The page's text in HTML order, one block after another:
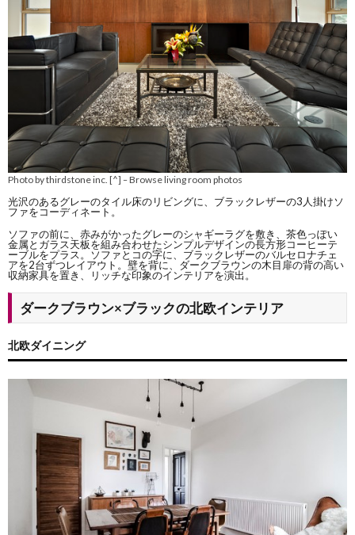
Photo by thirdstone inc. [^] –Browse living room photos
光沢のあるグレーのタイル床のリビングに、ブラックレザーの3人掛けソ
ファをコーディネート。
ソファの前に、赤みがかったグレーのシャギーラグを敷き、茶色っぽい
金属とガラス天板を組み合わせたシンプルデザインの長方形コーヒーテ
ーブルをプラス。ソファとコの字に、ブラックレザーのバルセロナチェ
アを2台ずつレイアウト。壁を背に、ダークブラウンの木目扉の背の高い
収納家具を置き、リッチな印象のインテリアを演出。
ダークブラウン×ブラックの北欧インテリア
北欧ダイニング